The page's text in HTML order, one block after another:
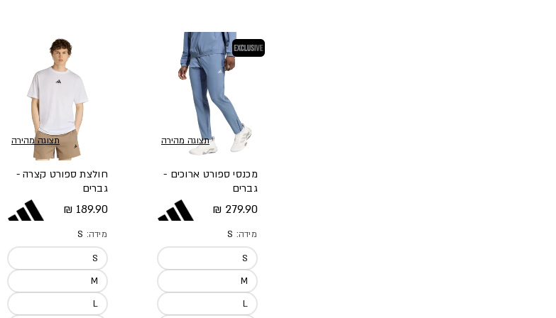
בלעדי
תצוגה מהירה
מכנסי ספורט ארוכים -
גברים
מחיר מלא
279.90 ₪
מידה: S
S
M
L
תצוגה מהירה
חולצת ספורט קצרה -
גברים
מחיר מלא
189.90 ₪
מידה: S
S
M
L